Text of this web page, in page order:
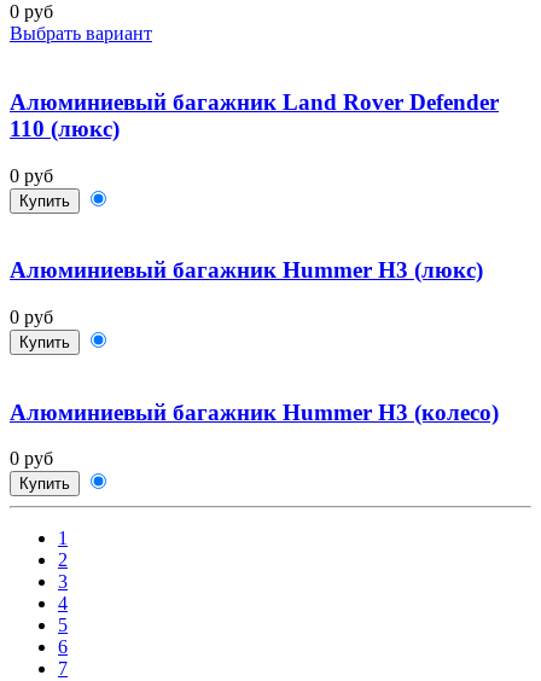
0 руб
Выбрать вариант
Алюминиевый багажник Land Rover Defender
110 (люкс)
0 руб
Купить
Алюминиевый багажник Hummer H3 (люкс)
0 руб
Купить
Алюминиевый багажник Hummer H3 (колесо)
0 руб
Купить
1
2
3
4
5
6
7